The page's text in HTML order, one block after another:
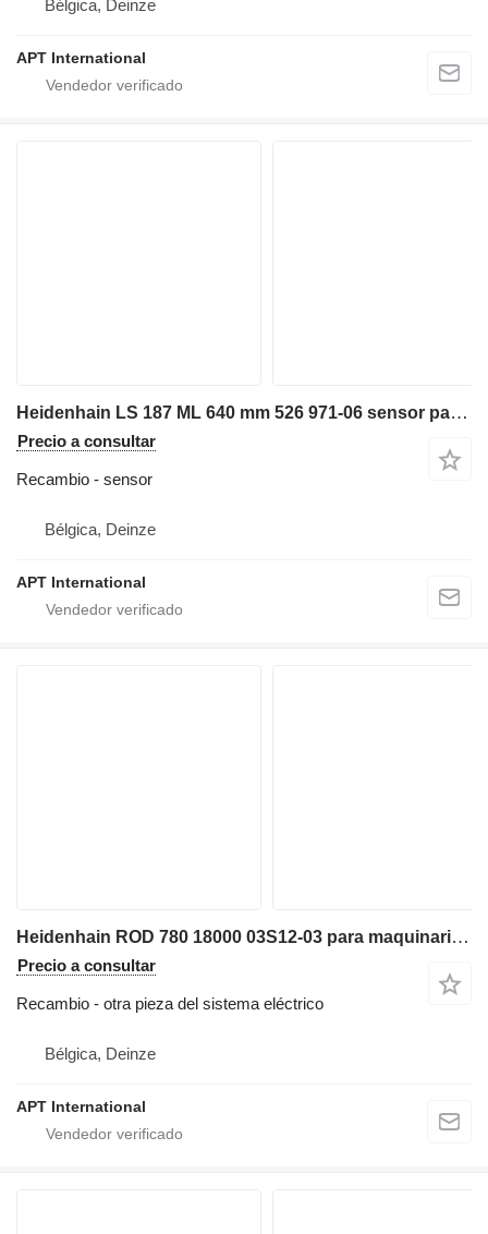
Bélgica, Deinze
APT International
Heidenhain LS 187 ML 640 mm 526 971-06 sensor para maquinaria industrial
Precio a consultar
Recambio - sensor
Bélgica, Deinze
APT International
Heidenhain ROD 780 18000 03S12-03 para maquinaria industrial
Precio a consultar
Recambio - otra pieza del sistema eléctrico
Bélgica, Deinze
APT International